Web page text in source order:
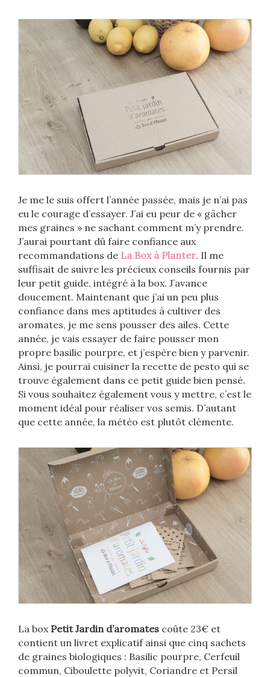
Je me le suis offert l’année passée, mais je n’ai pas
eu le courage d’essayer. J’ai eu peur de « gâcher
mes graines » ne sachant comment m’y prendre.
J’aurai pourtant dû faire confiance aux
recommandations de La Box à Planter. Il me
suffisait de suivre les précieux conseils fournis par
leur petit guide, intégré à la box. J’avance
doucement. Maintenant que j’ai un peu plus
confiance dans mes aptitudes à cultiver des
aromates, je me sens pousser des ailes. Cette
année, je vais essayer de faire pousser mon
propre basilic pourpre, et j’espère bien y parvenir.
Ainsi, je pourrai cuisiner la recette de pesto qui se
trouve également dans ce petit guide bien pensé.
Si vous souhaitez également vous y mettre, c’est le
moment idéal pour réaliser vos semis. D’autant
que cette année, la météo est plutôt clémente.
La box Petit Jardin d’aromates coûte 23€ et
contient un livret explicatif ainsi que cinq sachets
de graines biologiques : Basilic pourpre, Cerfeuil
commun, Ciboulette polyvit, Coriandre et Persil